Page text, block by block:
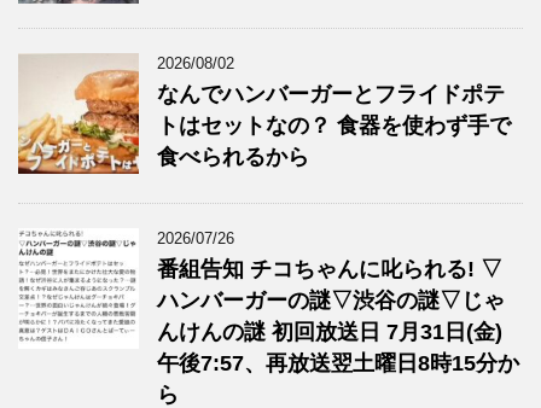
2026/08/02
なんでハンバーガーとフライドポテ
トはセットなの？ 食器を使わず手で
食べられるから
2026/07/26
番組告知 チコちゃんに叱られる! ▽
ハンバーガーの謎▽渋谷の謎▽じゃ
んけんの謎 初回放送日 7月31日(金)
午後7:57、再放送翌土曜日8時15分か
ら